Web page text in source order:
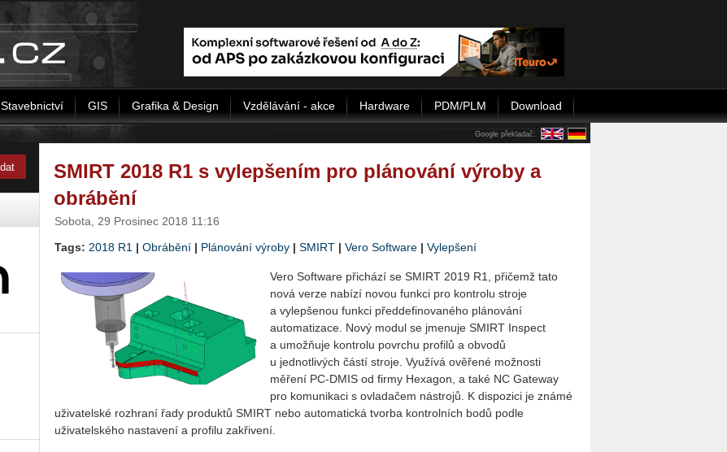
Stavebnictví GIS Grafika & Design Vzdělávání - akce Hardware PDM/PLM Download
Google překladač:
SMIRT 2018 R1 s vylepšením pro plánování výroby a
obrábění
Sobota, 29 Prosinec 2018 11:16
Tags: 2018 R1 | Obrábění | Plánování výroby | SMIRT | Vero Software | Vylepšení
Vero Software přichází se SMIRT 2019 R1, přičemž tato
nová verze na­bí­zí novou funkci pro kontrolu stroje
a vylepšenou funkci před­de­fi­no­va­né­ho plánování
automatizace. Nový modul se jmenuje SMIRT Inspect
a umožňuje kontrolu povrchu profilů a obvodů
u jednotlivých částí stroje. Využívá ověřené možnosti
měření PC-DMIS od firmy Hexagon, a také NC Gateway
pro komunikaci s ovladačem nástrojů. K dispozici je známé
uživatelské rozhraní řady produktů SMIRT nebo automatická tvorba kontrolních bodů podle
uživatelského nastavení a profilu zakřivení.